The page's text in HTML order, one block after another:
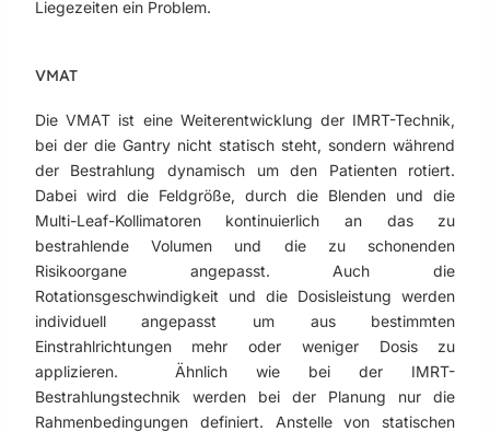
Liegezeiten ein Problem.
VMAT
Die VMAT ist eine Weiterentwicklung der IMRT-Technik,
bei der die Gantry nicht statisch steht, sondern während
der Bestrahlung dynamisch um den Patienten rotiert.
Dabei wird die Feldgröße, durch die Blenden und die
Multi-Leaf-Kollimatoren kontinuierlich an das zu
bestrahlende Volumen und die zu schonenden
Risikoorgane angepasst. Auch die
Rotationsgeschwindigkeit und die Dosisleistung werden
individuell angepasst um aus bestimmten
Einstrahlrichtungen mehr oder weniger Dosis zu
applizieren. Ähnlich wie bei der IMRT-
Bestrahlungstechnik werden bei der Planung nur die
Rahmenbedingungen definiert. Anstelle von statischen